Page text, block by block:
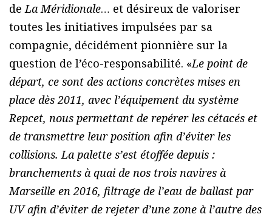
deLa Méridionale… et désireux de valoriser
toutes les initiatives impulsées par sa
compagnie, décidément pionnière sur la
question de l’éco-responsabilité. «Le point de
départ, ce sont des actions concrètes mises en
place dès 2011, avec l’équipement du système
Repcet, nous permettant de repérer les cétacés et
de transmettre leur position afin d’éviter les
collisions. La palette s’est étoffée depuis :
branchements à quai de nos trois navires à
Marseille en 2016, filtrage de l’eau de ballast par
UV afin d’éviter de rejeter d’une zone à l’autre des